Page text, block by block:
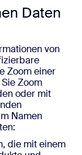
Daten
von
Zoom einer
Zoom
oder mit
Namen
die mit einem